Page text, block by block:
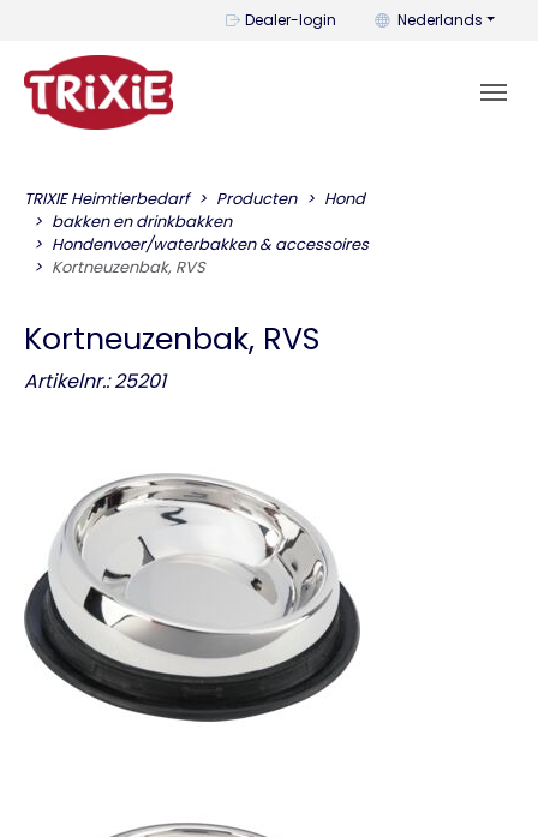
Dealer-login U kunt de taal
Nederlands
TRIXIE Heimtierbedarf Producten
Hond
bakken en drinkbakken
Hondenvoer/waterbakken & accessoires
Kortneuzenbak, RVS
Kortneuzenbak, RVS
Artikelnr.: 25201